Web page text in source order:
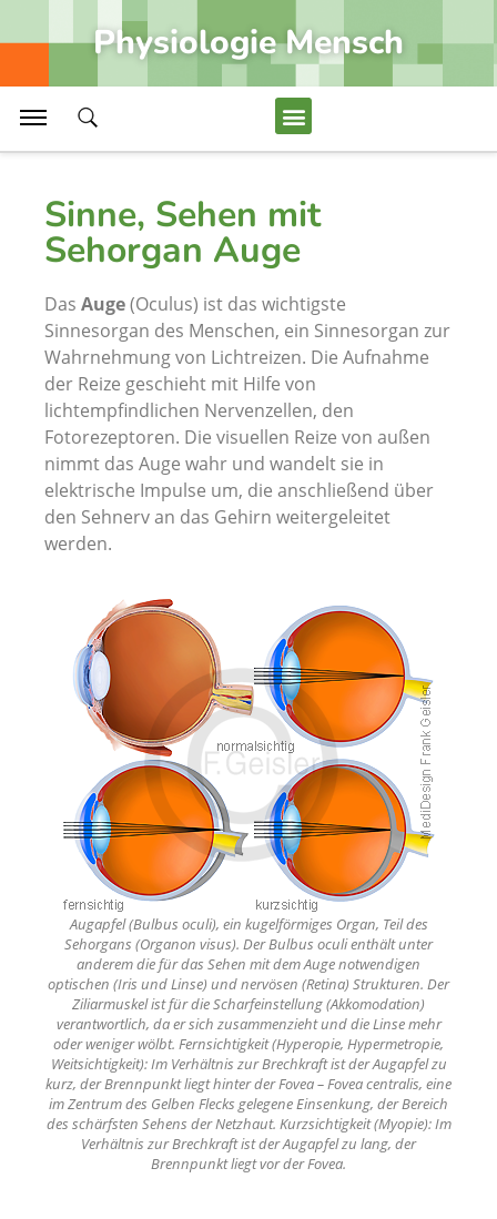
Physiologie Mensch
Lyme-Borreliose und FSME durch Zecken
DNA-Basenpaare, Reduplikation DNS
In-vitro-Fertilisation, künstliche Befruchtung
Erkrankungen Gastrointestinaltrakt
Medizin
Husten, Schutz der Atemwege durch Hustenreflex
Bauchfell und Organe im Peritonealraum
Darmerkrankungen, Magen-Darm-Infektion
Prostatitis, Erkrankung Geschlechtsorgane Mann
Hallux valgus, Überbein am Fuß
Alle Artikel Anzeigen...
Sinne, Sehen mit
Sehorgan Auge
Das Auge(Oculus) ist das wichtigste
Sinnesorgan des Menschen, ein Sinnesorgan zur
Wahrnehmung von Lichtreizen. Die Aufnahme
der Reize geschieht mit Hilfe von
lichtempfindlichen Nervenzellen, den
Fotorezeptoren. Die visuellen Reize von außen
nimmt das Auge wahr und wandelt sie in
elektrische Impulse um, die anschließend über
den Sehnerv an das Gehirn weitergeleitet
werden.
Augapfel (Bulbus oculi), ein kugelförmiges Organ, Teil des
Sehorgans (Organon visus). Der Bulbus oculi enthält unter
anderem die für das Sehen mit dem Auge notwendigen
optischen (Iris und Linse) und nervösen (Retina) Strukturen. Der
Ziliarmuskel ist für die Scharfeinstellung (Akkomodation)
verantwortlich, da er sich zusammenzieht und die Linse mehr
oder weniger wölbt. Fernsichtigkeit (Hyperopie, Hypermetropie,
Weitsichtigkeit): Im Verhältnis zur Brechkraft ist der Augapfel zu
kurz, der Brennpunkt liegt hinter der Fovea – Fovea centralis, eine
im Zentrum des Gelben Flecks gelegene Einsenkung, der Bereich
des schärfsten Sehens der Netzhaut. Kurzsichtigkeit (Myopie): Im
Verhältnis zur Brechkraft ist der Augapfel zu lang, der
Brennpunkt liegt vor der Fovea.